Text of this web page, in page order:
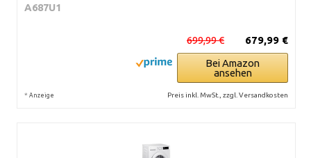
A687U1
679,99 €
699,99 €
Bei Amazon
ansehen
* Anzeige Preis inkl. MwSt., zzgl. Versandkosten